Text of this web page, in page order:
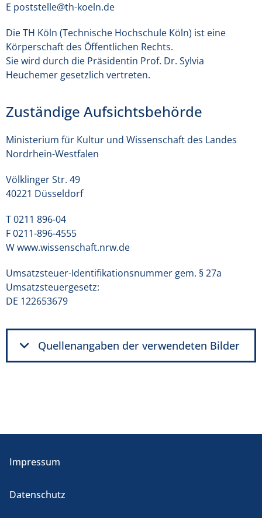
E poststelle@th-koeln.de​
Die TH Köln (Technische Hochschule Köln) ist eine
Körperschaft des Öffentlichen Rechts.​
Sie wird durch die Präsidentin Prof. Dr. Sylvia
Heuchemer gesetzlich vertreten.
Zuständige Aufsichtsbehörde
Ministerium für Kultur und Wissenschaft des Landes
Nordrhein-Westfalen​
Völklinger Str. 49​
40221 Düsseldorf​
T 0211 896-04​
F 0211-896-4555​
W www.wissenschaft.nrw.de​
Umsatzsteuer-Identifikationsnummer gem. § 27a
Umsatzsteuergesetz:​
DE 122653679
Quellenangaben der verwendeten Bilder
Impressum
Datenschutz